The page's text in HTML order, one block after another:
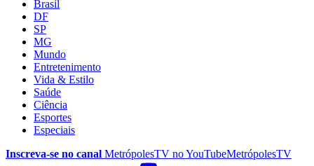
Brasil
DF
SP
MG
Mundo
Entretenimento
Vida & Estilo
Saúde
Ciência
Esportes
Especiais
Inscreva-se no canal MetrópolesTV noYouTubeMetrópolesTV